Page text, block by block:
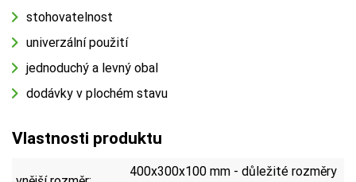
stohovatelnost
univerzální použití
jednoduchý a levný obal
dodávky v plochém stavu
Vlastnosti produktu
400x300x100 mm - důležité rozměry